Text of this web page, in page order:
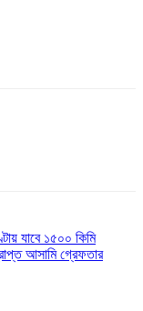
যাবে ১৫০০ কিমি
আসামি গ্রেফতার